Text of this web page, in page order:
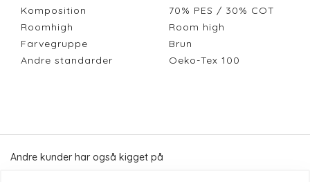
Komposition
70% PES / 30% COT
Roomhigh
Room high
Farvegruppe
Brun
Andre standarder
Oeko-Tex 100
Andre kunder har også kigget på